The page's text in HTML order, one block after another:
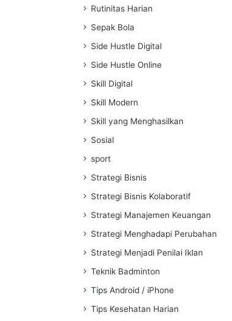
Rutinitas Harian
Sepak Bola
Side Hustle Digital
Side Hustle Online
Skill Digital
Skill Modern
Skill yang Menghasilkan
Sosial
sport
Strategi Bisnis
Strategi Bisnis Kolaboratif
Strategi Manajemen Keuangan
Strategi Menghadapi Perubahan
Strategi Menjadi Penilai Iklan
Teknik Badminton
Tips Android / iPhone
Tips Kesehatan Harian